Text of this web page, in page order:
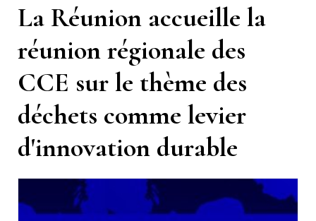
La Réunion accueille la
réunion régionale des
CCE sur le thème des
déchets comme levier
d'innovation durable